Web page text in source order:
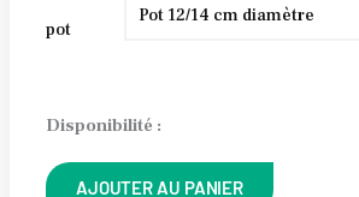
pot
Disponibilité :
de
AJOUTER AU PANIER